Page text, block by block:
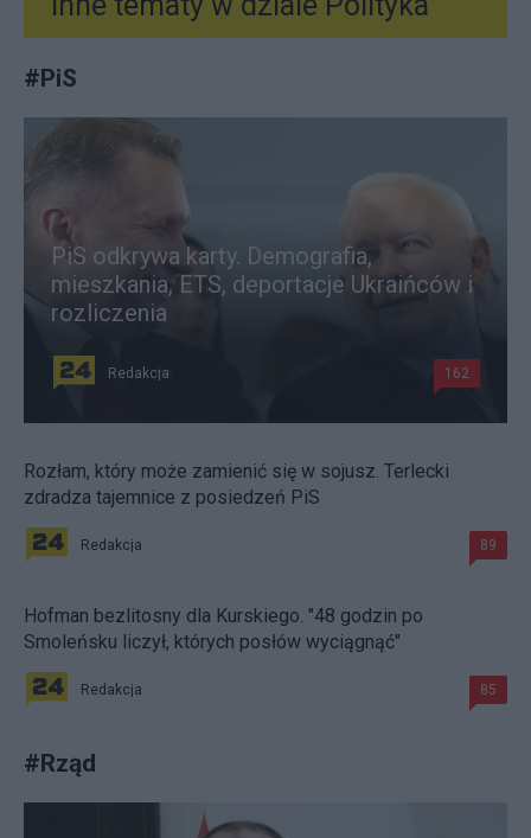
#PiS
PiS odkrywa karty. Demografia,
mieszkania, ETS, deportacje Ukraińców i
rozliczenia
Redakcja 162
Rozłam, który może zamienić się w sojusz. Terlecki
zdradza tajemnice z posiedzeń PiS
Redakcja 89
Hofman bezlitosny dla Kurskiego. "48 godzin po
Smoleńsku liczył, których posłów wyciągnąć"
Redakcja 85
#Rząd